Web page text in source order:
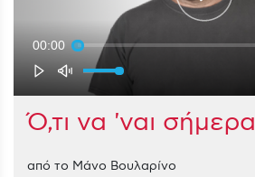
00:00
Ό,τι να 'ναι σήμερα
από το Μάνο Βουλαρίνο